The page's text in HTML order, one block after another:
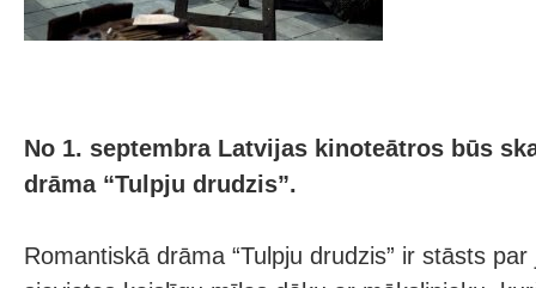
No 1. septembra Latvijas kinoteātros būs
drāma “Tulpju drudzis”.
Romantiskā drāma “Tulpju drudzis” ir stāsts